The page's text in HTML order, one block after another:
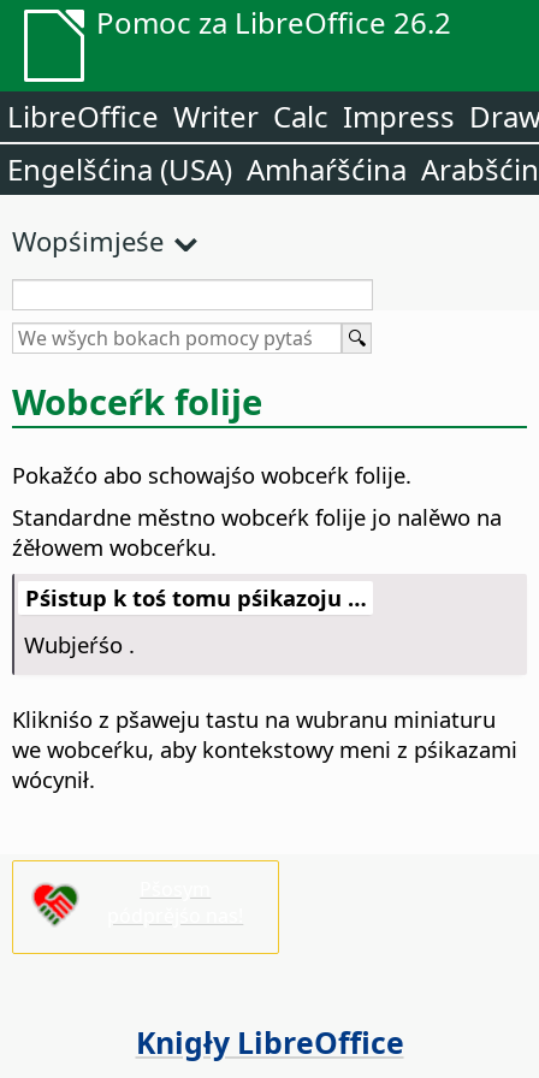
Pomoc za LibreOffice 26.2
LibreOffice Writer Calc Impress
Engelšćina (USA) Amhaŕšćina
Wopśimjeśe
Wobceŕk folije
Pokažćo abo schowajśo wobceŕk folije.
Standardne městno wobceŕk folije jo nalěwo na
źěłowem wobceŕku.
Pśistup k toś tomu pśikazoju …
Wubjeŕśo .
Klikniśo z pšaweju tastu na wubranu miniaturu
we wobceŕku, aby kontekstowy meni z pśikazami
wócynił.
Knigły LibreOffice